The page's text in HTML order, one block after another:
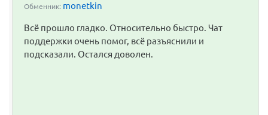
Обменник: monetkin
Всё прошло гладко. Относительно быстро. Чат
поддержки очень помог, всё разъяснили и
подсказали. Остался доволен.